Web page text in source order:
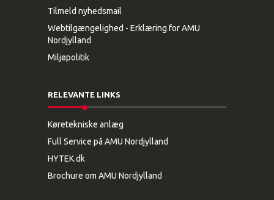
Tilmeld nyhedsmail
Webtilgængelighed - Erklæring for AMU
Nordjylland
Miljøpolitik
RELEVANTE LINKS
Køretekniske anlæg
Full Service på AMU Nordjylland
HYTEK.dk
Brochure om AMU Nordjylland